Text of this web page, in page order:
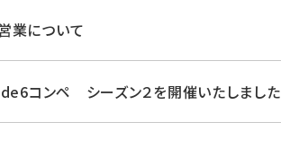
業について
コンペ シーズン２を開催いたしました